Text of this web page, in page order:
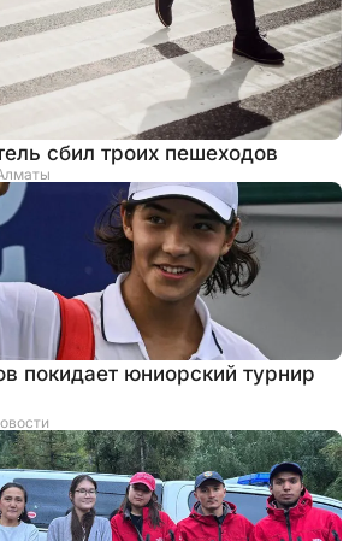
сбил троих пешеходов
покидает юниорский турнир